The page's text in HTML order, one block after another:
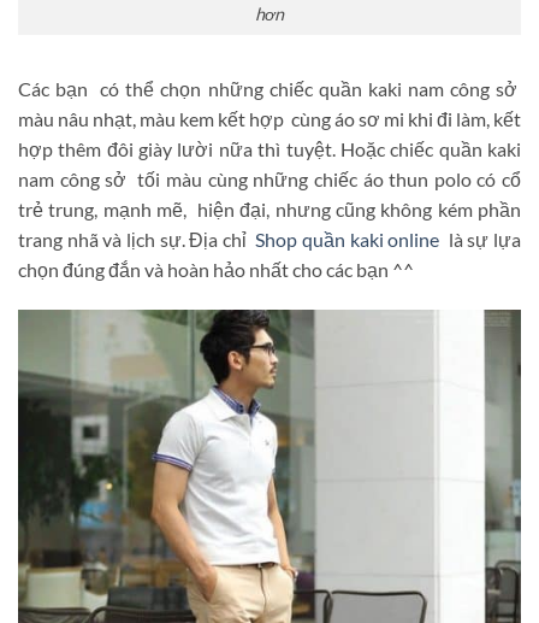
hơn
Các bạn có thể chọn những chiếc quần kaki nam công sở
màu nâu nhạt, màu kem kết hợp cùng áo sơ mi khi đi làm, kết
hợp thêm đôi giày lười nữa thì tuyệt. Hoặc chiếc quần kaki
nam công sở tối màu cùng những chiếc áo thun polo có cổ
trẻ trung, mạnh mẽ, hiện đại, nhưng cũng không kém phần
trang nhã và lịch sự. Địa chỉShop quần kaki online là sự lựa
chọn đúng đắn và hoàn hảo nhất cho các bạn ^^